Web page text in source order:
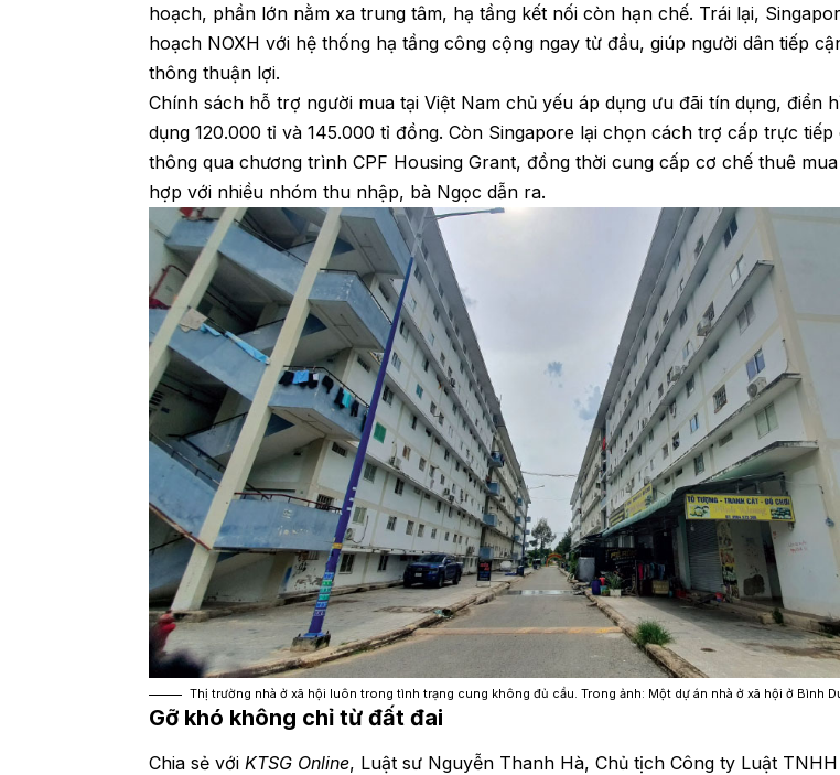
hoạch, phần lớn nằm xa trung tâm, hạ tầng kết nối còn hạn chế. Trái lại,
hoạch NOXH với hệ thống hạ tầng công cộng ngay từ đầu, giúp người dân tiếp
thông thuận lợi.
Chính sách hỗ trợ người mua tại Việt Nam chủ yếu áp dụng ưu đãi tín dụng, điển
dụng 120.000 tỉ và 145.000 tỉ đồng. Còn Singapore lại chọn cách trợ cấp trực
thông qua chương trình CPF Housing Grant, đồng thời cung cấp cơ chế thuê
hợp với nhiều nhóm thu nhập, bà Ngọc dẫn ra.
Thị trường nhà ở xã hội luôn trong tình trạng cung không đủ cầu. Trong ảnh: Một dự án nhà ở xã hội ở Bình
Gỡ khó không chỉ từ đất đai
Chia sẻ với KTSG Online, Luật sư Nguyễn Thanh Hà, Chủ tịch Công ty Luật TNHH